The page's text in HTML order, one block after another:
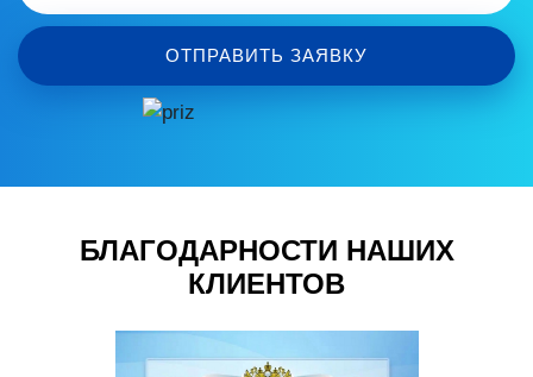
ОТПРАВИТЬ ЗАЯВКУ
БЛАГОДАРНОСТИ НАШИХ
КЛИЕНТОВ